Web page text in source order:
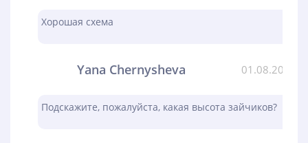
Хорошая схема
Yana Chernysheva 01.08.2023
Подскажите, пожалуйста, какая высота зайчиков?